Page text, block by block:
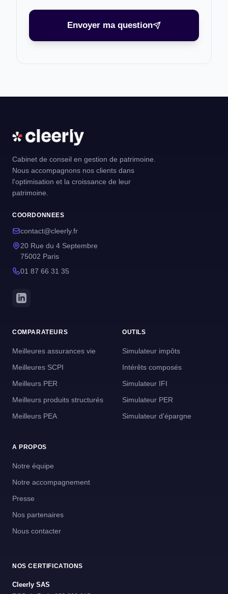
Envoyer ma question
Cabinet de conseil en gestion de patrimoine.
Nous accompagnons nos clients dans
l'optimisation et la croissance de leur
patrimoine.
COORDONNEES
contact@cleerly.fr
20 Rue du 4 Septembre
75002 Paris
01 87 66 31 35
COMPARATEURS
Meilleures assurances vie
Meilleures SCPI
Meilleurs PER
Meilleurs produits structurés
Meilleurs PEA
OUTILS
Simulateur impôts
Intérêts composés
Simulateur IFI
Simulateur PER
Simulateur d'épargne
A PROPOS
Notre équipe
Notre accompagnement
Presse
Nos partenaires
Nous contacter
NOS CERTIFICATIONS
Cleerly SAS